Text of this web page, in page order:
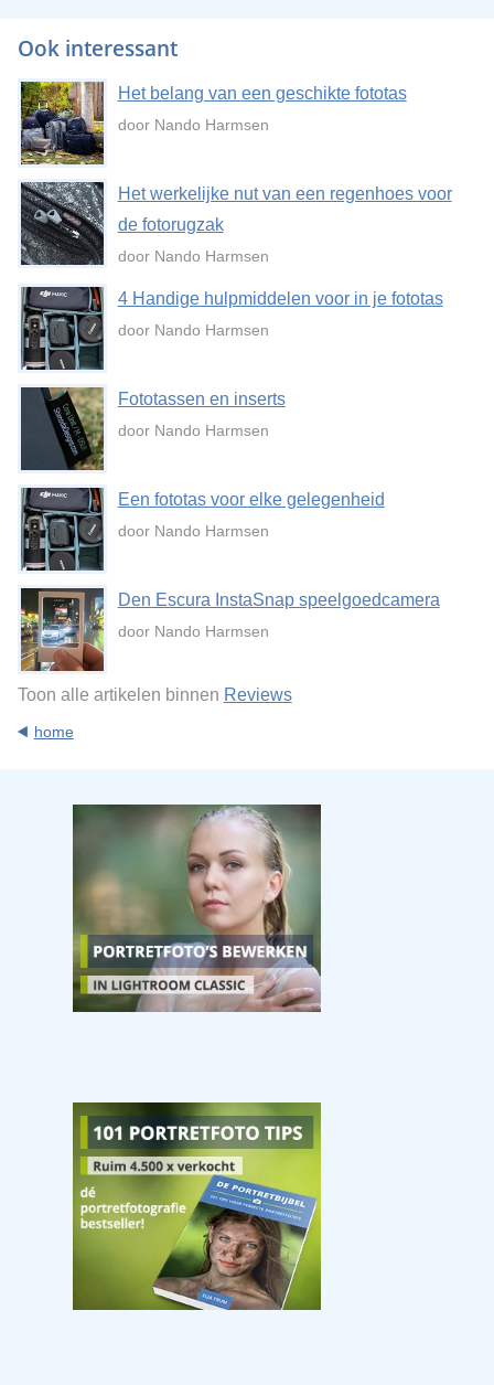
Ook interessant
Het belang van een geschikte fototas
door Nando Harmsen
Het werkelijke nut van een regenhoes voor
de fotorugzak
door Nando Harmsen
4 Handige hulpmiddelen voor in je fototas
door Nando Harmsen
Fototassen en inserts
door Nando Harmsen
Een fototas voor elke gelegenheid
door Nando Harmsen
Den Escura InstaSnap speelgoedcamera
door Nando Harmsen
Toon alle artikelen binnen Reviews
home